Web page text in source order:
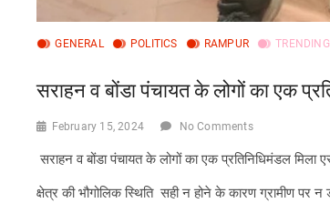
GENERAL POLITICS RAMPUR TRENDING
सराहन व बोंडा पंचायत के लोगों का एक
February 15, 2024 No Comments
सराहन व बोंडा पंचायत के लोगों का एक प्रतिनिधिमंडल मिला
क्षेत्र की भौगोलिक स्थिति सही न होने के कारण ग्रामीण पर न